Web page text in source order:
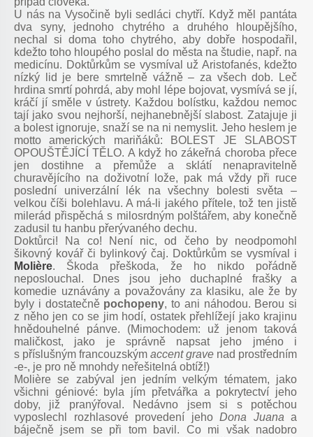
U nás na Vysočině byli sedláci chytří. Když měl pantáta
dva syny, jednoho chytrého a druhého hloupějšího,
nechal si doma toho chytrého, aby dobře hospodařil,
kdežto toho hloupého poslal do města na študie, např. na
medicínu. Doktůrkům se vysmíval už Aristofanés, kdežto
nízký lid je bere smrtelně vážně – za všech dob. Leč
hrdina smrtí pohrdá, aby mohl lépe bojovat, vysmívá se jí,
kráčí jí směle v ústrety. Každou bolístku, každou nemoc
tají jako svou nejhorší, nejhanebnější slabost. Zatajuje ji
a bolest ignoruje, snaží se na ni nemyslit. Jeho heslem je
motto amerických mariňáků: BOLEST JE SLABOST
OPOUŠTĚJÍCÍ TĚLO. A když ho zákeřná choroba přece
jen dostihne a přemůže a sklátí nenapravitelně
churavějícího na doživotní lože, pak má vždy při ruce
poslední univerzální lék na všechny bolesti světa –
velkou číši bolehlavu. A má-li jakého přítele, tož ten jistě
milerád přispěchá s milosrdným polštářem, aby konečně
zadusil tu hanbu přerývaného dechu.
Doktůrci! Na co! Není nic, od čeho by neodpomohl
šikovný kovář či bylinkový čaj. Doktůrkům se vysmíval i
Molière. Škoda přeškoda, že ho nikdo pořádně
neposlouchal. Dnes jsou jeho duchaplné frašky a
komedie uznávány a považovány za klasiku, ale že by
byly i dostatečně pochopeny, to ani náhodou. Berou si
z něho jen co se jim hodí, ostatek přehlížejí jako krajinu
hnědouhelné pánve. (Mimochodem: už jenom taková
maličkost, jako je správně napsat jeho jméno i
s příslušným francouzským accent grave nad prostředním
-e-, je pro ně mnohdy neřešitelná obtíž!)
Molière se zabýval jen jedním velkým tématem, jako
všichni géniové: byla jím přetvářka a pokrytectví jeho
doby, již pranýřoval. Nedávno jsem si s potěchou
vyposlechl rozhlasové provedení jeho Dona Juana a
báječně jsem se při tom bavil. Co mi však nadobro